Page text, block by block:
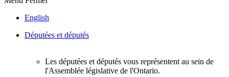
English
Députées et députés
Les députées et députés vous représentent au sein de
l'Assemblée législative de l'Ontario.